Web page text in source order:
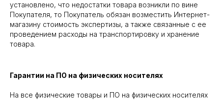
установлено, что недостатки товара возникли по вине
Покупателя, то Покупатель обязан возместить Интернет-
магазину стоимость экспертизы, а также связанные с ее
проведением расходы на транспортировку и хранение
товара.
Гарантии на ПО на физических носителях
На все физические товары и ПО на физических носителях